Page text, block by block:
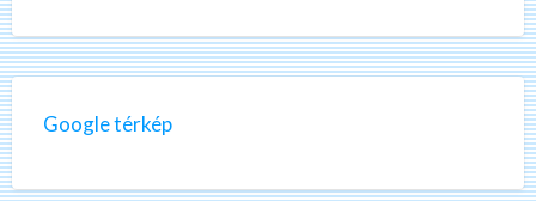
Google térkép